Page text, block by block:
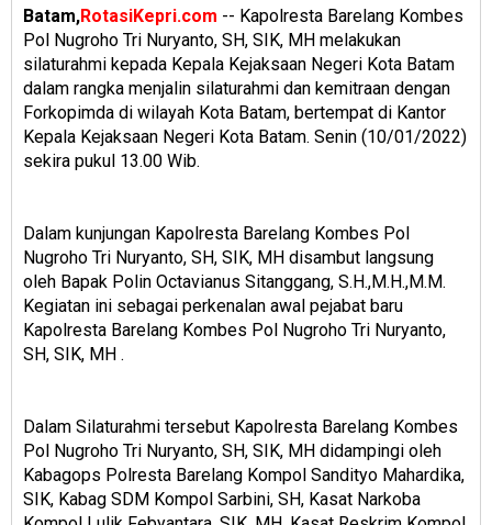
Batam,RotasiKepri.com -- Kapolresta Barelang Kombes
Pol Nugroho Tri Nuryanto, SH, SIK, MH melakukan
silaturahmi kepada Kepala Kejaksaan Negeri Kota Batam
dalam rangka menjalin silaturahmi dan kemitraan dengan
Forkopimda di wilayah Kota Batam, bertempat di Kantor
Kepala Kejaksaan Negeri Kota Batam. Senin (10/01/2022)
sekira pukul 13.00 Wib.
Dalam kunjungan Kapolresta Barelang Kombes Pol
Nugroho Tri Nuryanto, SH, SIK, MH disambut langsung
oleh Bapak Polin Octavianus Sitanggang, S.H.,M.H.,M.M.
Kegiatan ini sebagai perkenalan awal pejabat baru
Kapolresta Barelang Kombes Pol Nugroho Tri Nuryanto,
SH, SIK, MH .
Dalam Silaturahmi tersebut Kapolresta Barelang Kombes
Pol Nugroho Tri Nuryanto, SH, SIK, MH didampingi oleh
Kabagops Polresta Barelang Kompol Sandityo Mahardika,
SIK, Kabag SDM Kompol Sarbini, SH, Kasat Narkoba